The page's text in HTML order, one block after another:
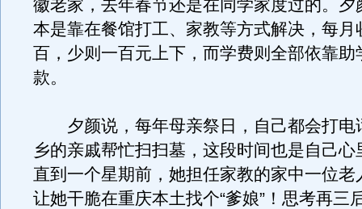
徽老家，去年春节还是在同学家度过的。夕
本是靠在餐馆打工、家教等方式解决，每月
百，少则一百元上下，而学费则全部依靠助
款。
夕颜说，每年母亲祭日，自己都会打电
乡的亲戚帮忙扫扫墓，这段时间也是自己心
直到一个星期前，她担任家教的家中一位老
让她干脆在重庆本土找个“爹娘”！思考再三